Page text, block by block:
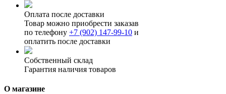
Оплата после доставки
Товар можно приобрести заказав
по телефону +7 (902) 147-99-10 и
оплатить после доставки
Собственный склад
Гарантия наличия товаров
О магазине